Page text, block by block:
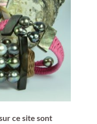
ce site sont